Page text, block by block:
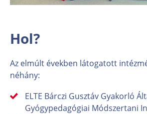
Hol?
Az elmúlt években látogatott
néhány:
ELTE Bárczi Gusztáv Gyakorló
Gyógypedagógiai Módszertani